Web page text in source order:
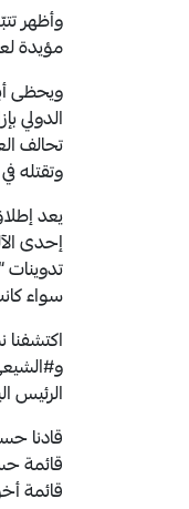
وأظهر
مؤيدة
ويحظى
الدولي
وتقتله في
يعد
إحدى
سواء
الرئيس
قادنا
قائمة